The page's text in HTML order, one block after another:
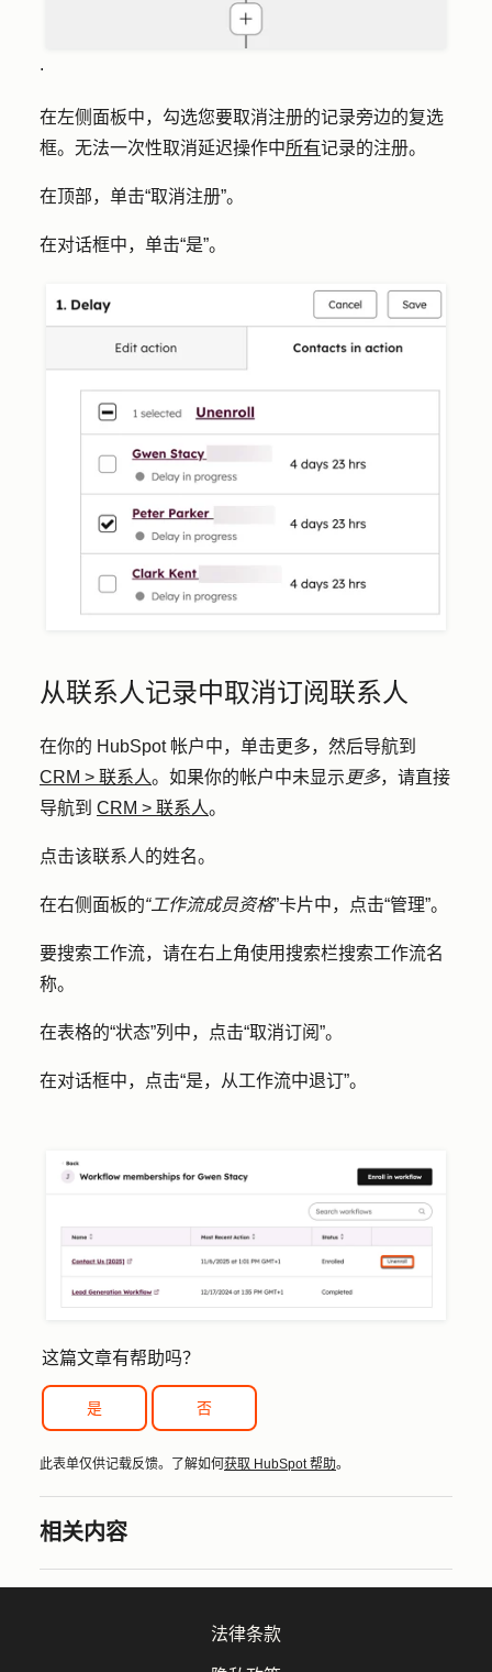
.
在左侧面板中，勾选您要取消注册的记录旁边的复选
框。无法一次性取消延迟操作中所有记录的注册。
在顶部，单击“取消注册”。
在对话框中，单击“是”。
从联系人记录中取消订阅联系人
在你的 HubSpot 帐户中，单击更多，然后导航到
CRM > 联系人。如果你的帐户中未显示 更多，请直接
导航到 CRM > 联系人。
点击该联系人的姓名。
在右侧面板的“工作流成员资格”卡片中，点击“管理”。
要搜索工作流，请在右上角使用搜索栏搜索工作流名
称。
在表格的“状态”列中，点击“取消订阅”。
在对话框中，点击“是，从工作流中退订”。
这篇文章有帮助吗？
是 否
此表单仅供记载反馈。了解如何 获取 HubSpot 帮助。
相关内容
法律条款